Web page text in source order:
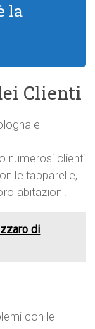
la
Clienti
e
numerosi clienti
le tapparelle,
abitazioni.
di
con le